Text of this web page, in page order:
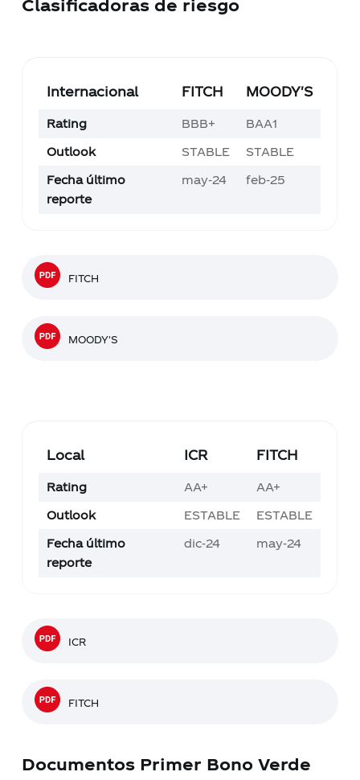
Clasificadoras de riesgo
Internacional FITCH MOODY'S
Rating BBB+ BAA1
Outlook STABLE STABLE
Fecha último
reporte
may-24 feb-25
FITCH
MOODY'S
Local ICR FITCH
Rating AA+ AA+
Outlook ESTABLE ESTABLE
Fecha último
reporte
dic-24 may-24
ICR
FITCH
Documentos Primer Bono Verde